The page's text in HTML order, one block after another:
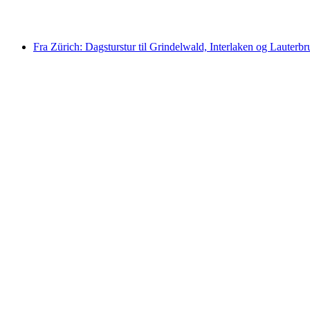
Fra Zürich: Dagsturstur til Grindelwald, Interlaken og